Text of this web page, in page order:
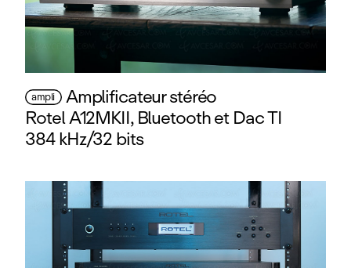
ampli Amplificateur stéréo
Rotel A12MKII, Bluetooth et Dac TI
384 kHz/32 bits